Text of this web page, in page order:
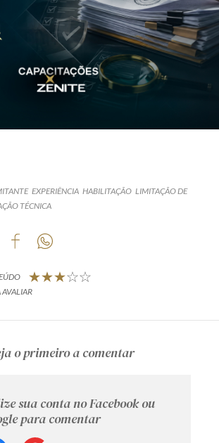
EXPERIÊNCIA HABILITAÇÃO LIMITAÇÃO DE
TÉCNICA
AVALIAR
o primeiro a comentar
sua conta no Facebook ou
para comentar